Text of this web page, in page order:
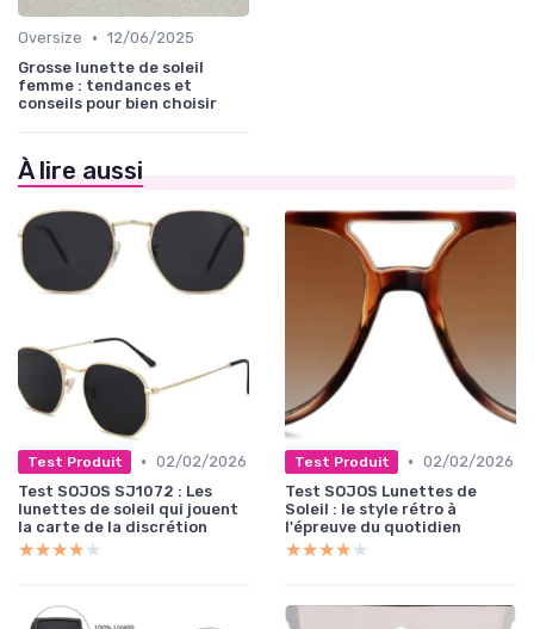
Oversize • 12/06/2025
Grosse lunette de soleil
femme : tendances et
conseils pour bien choisir
À lire aussi
Test Produit • 02/02/2026
Test SOJOS SJ1072 : Les
lunettes de soleil qui jouent
la carte de la discrétion
★★★★★
★★★★★
Test Produit • 02/02/2026
Test SOJOS Lunettes de
Soleil : le style rétro à
l'épreuve du quotidien
★★★★★
★★★★★